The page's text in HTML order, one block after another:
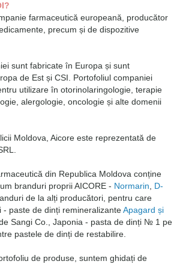
farmaceutică europeană, producător
precum și de dispozitive
sunt fabricate în Europa și sunt
de Est și CSI. Portofoliul companiei
utilizare în otorinolaringologie, terapie
alergologie, oncologie și alte domenii
Moldova, Aicore este reprezentată de
din Republica Moldova conține
branduri proprii AICORE - Normarin, D-
de la alți producători, pentru care
- paste de dinți remineralizanteApagard și
Sangi Co., Japonia - pasta de dinți № 1 pe
pastele de dinți de restabilire.
de produse, suntem ghidați de